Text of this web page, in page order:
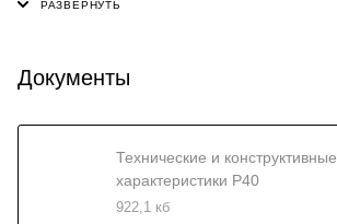
Документы
Технические и конструктивные
характеристики P40
922,1 кб